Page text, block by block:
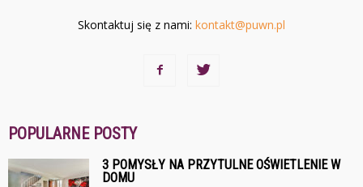
Skontaktuj się z nami: kontakt@puwn.pl
POPULARNE POSTY
3 POMYSŁY NA PRZYTULNE OŚWIETLENIE W
DOMU